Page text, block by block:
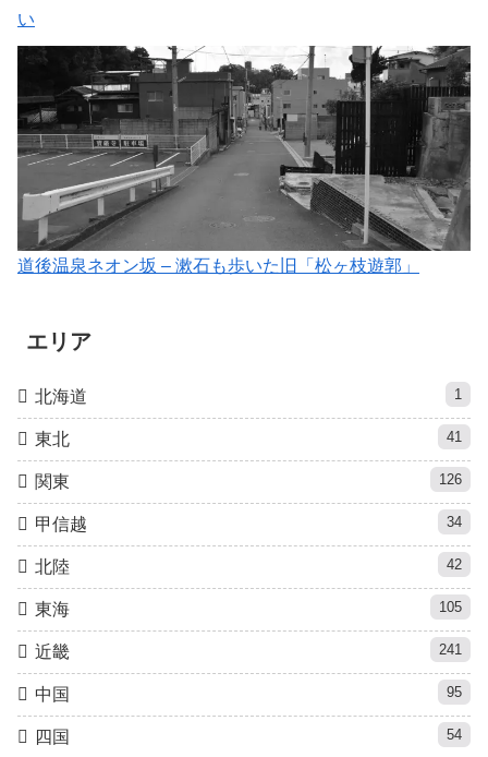
い
道後温泉ネオン坂 – 漱石も歩いた旧「松ヶ枝遊郭」
エリア
北海道 1
東北 41
関東 126
甲信越 34
北陸 42
東海 105
近畿 241
中国 95
四国 54